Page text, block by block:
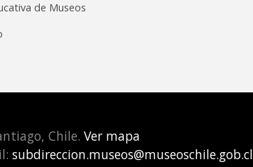
de Museos
Chile. Ver mapa
subdireccion.museos@museoschile.gob.cl